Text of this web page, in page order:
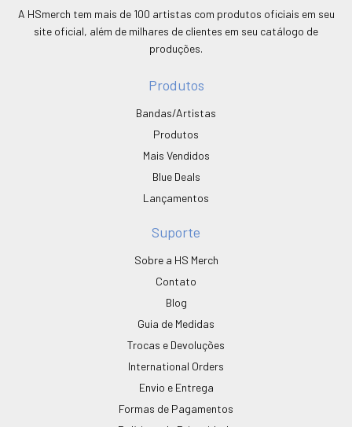
A HSmerch tem mais de 100 artistas com produtos oficiais em seu
site oficial, além de milhares de clientes em seu catálogo de
produções.
Produtos
Bandas/Artistas
Produtos
Mais Vendidos
Blue Deals
Lançamentos
Suporte
Sobre a HS Merch
Contato
Blog
Guia de Medidas
Trocas e Devoluções
International Orders
Envio e Entrega
Formas de Pagamentos